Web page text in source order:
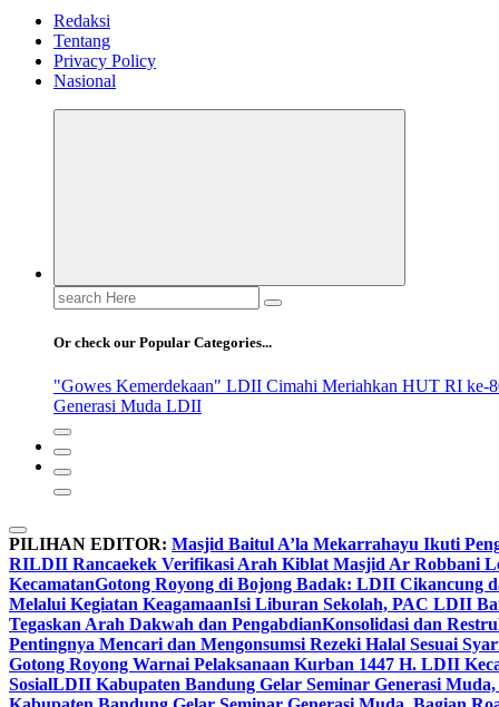
Redaksi
Tentang
Privacy Policy
Nasional
Search
for:
Or check our Popular Categories...
"Gowes Kemerdekaan" LDII Cimahi Meriahkan HUT RI ke-
Generasi Muda LDII
PILIHAN EDITOR: Masjid Baitul A’la Mekarrahayu Ikuti
RILDII Rancaekek Verifikasi Arah Kiblat Masjid Ar Robbani
KecamatanGotong Royong di Bojong Badak: LDII Cikancung
Melalui Kegiatan KeagamaanIsi Liburan Sekolah, PAC LDII
Tegaskan Arah Dakwah dan PengabdianKonsolidasi dan
Pentingnya Mencari dan Mengonsumsi Rezeki Halal Sesuai
Gotong Royong Warnai Pelaksanaan Kurban 1447 H. LDII
SosialLDII Kabupaten Bandung Gelar Seminar Generasi